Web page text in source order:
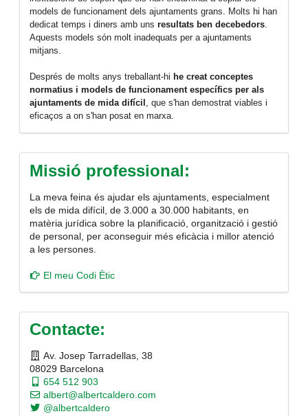
models de funcionament dels ajuntaments grans. Molts hi han
dedicat temps i diners amb uns resultats ben decebedors.
Aquests models són molt inadequats per a ajuntaments
mitjans.
Després de molts anys treballant-hi he creat conceptes
normatius i models de funcionament específics per als
ajuntaments de mida difícil , que s'han demostrat viables i
eficaços a on s'han posat en marxa.
Missió professional:
La meva feina és ajudar els ajuntaments, especialment
els de mida difícil, de 3.000 a 30.000 habitants, en
matèria jurídica sobre la planificació, organització i gestió
de personal, per aconseguir més eficàcia i millor atenció
a les persones.
El meu Codi Ètic
Contacte:
Av. Josep Tarradellas, 38
08029 Barcelona
654 512 903
albert@albertcaldero.com
@albertcaldero